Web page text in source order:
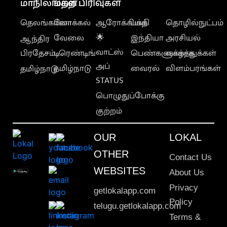
தெலங்கானா
ஆந்திர
பிரதேசம்
தமிழ்நாடு
லோக்கல்
வேலை
டிரெண்டிங்
தமிழ்நாடு
ஆரோக்கியம்
🌟
வாட்ஸ்
அப்
STATUS
பொழுதுப்போக்கு
குற்றம்
பக்தி
இந்தியா
பெண்களுக்காக
வைரல்
தொழில்நுட்பம்
அரசியல்
வாழ்த்துக்கள்
விளம்பரங்கள்
OUR
OTHER
WEBSITES
getlokalapp.com
telugu.getlokalapp.com
LOKAL
Contact Us
About Us
Privacy
Policy
Terms &